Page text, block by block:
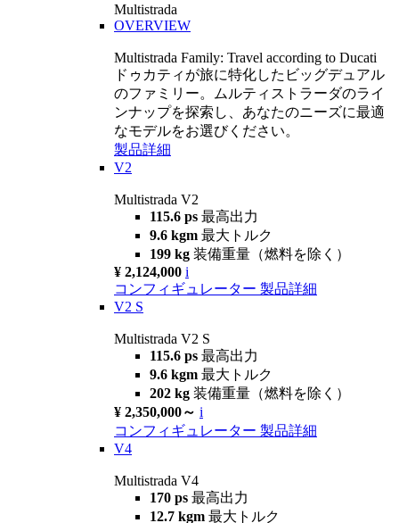
Multistrada
OVERVIEW
Multistrada Family: Travel according to Ducati
ドゥカティが旅に特化したビッグデュアル
のファミリー。ムルティストラーダのライ
ンナップを探索し、あなたのニーズに最適
なモデルをお選びください。
製品詳細
V2
Multistrada V2
115.6 ps 最高出力
9.6 kgm 最大トルク
199 kg 装備重量（燃料を除く）
¥ 2,124,000 i
コンフィギュレーター 製品詳細
V2 S
Multistrada V2 S
115.6 ps 最高出力
9.6 kgm 最大トルク
202 kg 装備重量（燃料を除く）
¥ 2,350,000～ i
コンフィギュレーター 製品詳細
V4
Multistrada V4
170 ps 最高出力
12.7 kgm 最大トルク